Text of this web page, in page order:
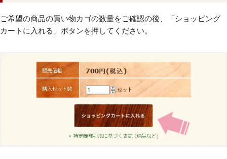
ご希望の商品の買い物カゴの数量をご確認の後、「ショッピング
カートに入れる」ボタンを押してください。